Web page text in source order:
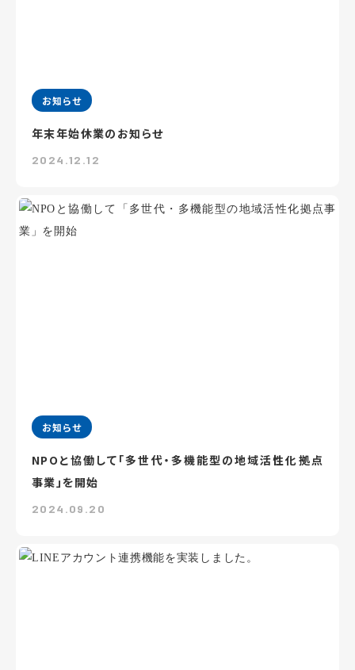
お知らせ
年末年始休業のお知らせ
2024.12.12
お知らせ
NPOと協働して「多世代・多機能型の地域活性化拠点
事業」を開始
2024.09.20